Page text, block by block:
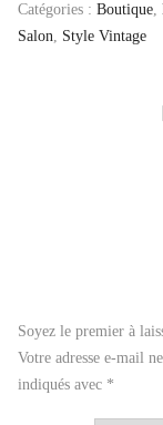
Catégories : Boutique,
Salon, Style Vintage
Soyez le premier à
Votre adresse e-mail
indiqués avec *